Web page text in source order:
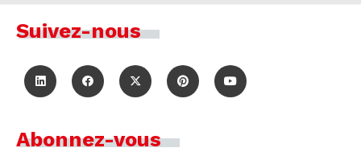
Suivez-nous
Abonnez-vous